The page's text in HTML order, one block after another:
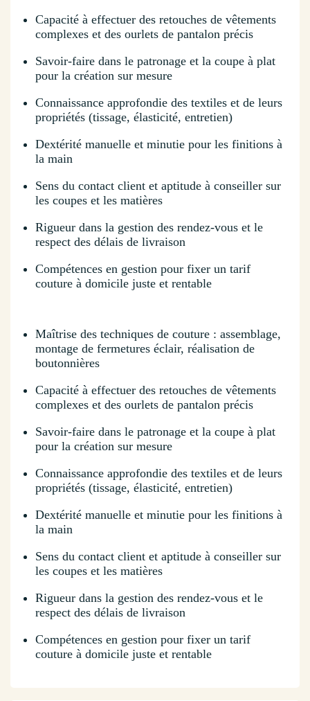
Capacité à effectuer des retouches de vêtements
complexes et des ourlets de pantalon précis
Savoir-faire dans le patronage et la coupe à plat
pour la création sur mesure
Connaissance approfondie des textiles et de leurs
propriétés (tissage, élasticité, entretien)
Dextérité manuelle et minutie pour les finitions à
la main
Sens du contact client et aptitude à conseiller sur
les coupes et les matières
Rigueur dans la gestion des rendez-vous et le
respect des délais de livraison
Compétences en gestion pour fixer un tarif
couture à domicile juste et rentable
Maîtrise des techniques de couture : assemblage,
montage de fermetures éclair, réalisation de
boutonnières
Capacité à effectuer des retouches de vêtements
complexes et des ourlets de pantalon précis
Savoir-faire dans le patronage et la coupe à plat
pour la création sur mesure
Connaissance approfondie des textiles et de leurs
propriétés (tissage, élasticité, entretien)
Dextérité manuelle et minutie pour les finitions à
la main
Sens du contact client et aptitude à conseiller sur
les coupes et les matières
Rigueur dans la gestion des rendez-vous et le
respect des délais de livraison
Compétences en gestion pour fixer un tarif
couture à domicile juste et rentable